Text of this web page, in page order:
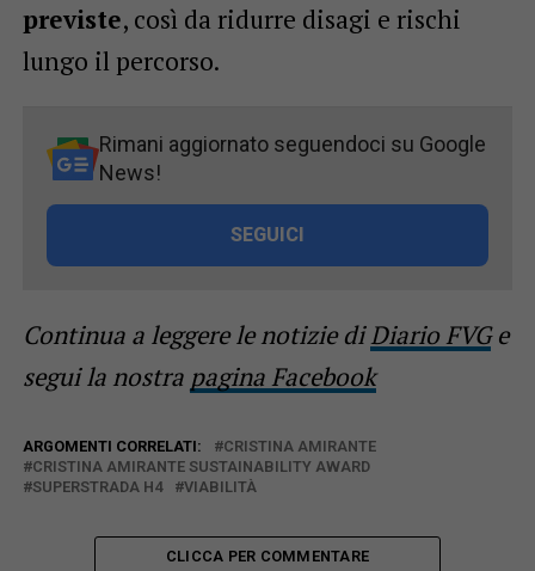
previste, così da ridurre disagi e rischi
lungo il percorso.
Rimani aggiornato seguendoci su Google
News!
SEGUICI
Continua a leggere le notizie diDiario FVGe
segui la nostra pagina Facebook
ARGOMENTI CORRELATI:
CRISTINA AMIRANTE
CRISTINA AMIRANTE SUSTAINABILITY AWARD
SUPERSTRADA H4
VIABILITÀ
CLICCA PER COMMENTARE